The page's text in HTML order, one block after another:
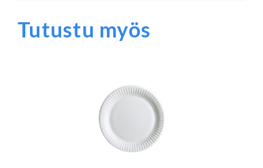
Tutustu myös